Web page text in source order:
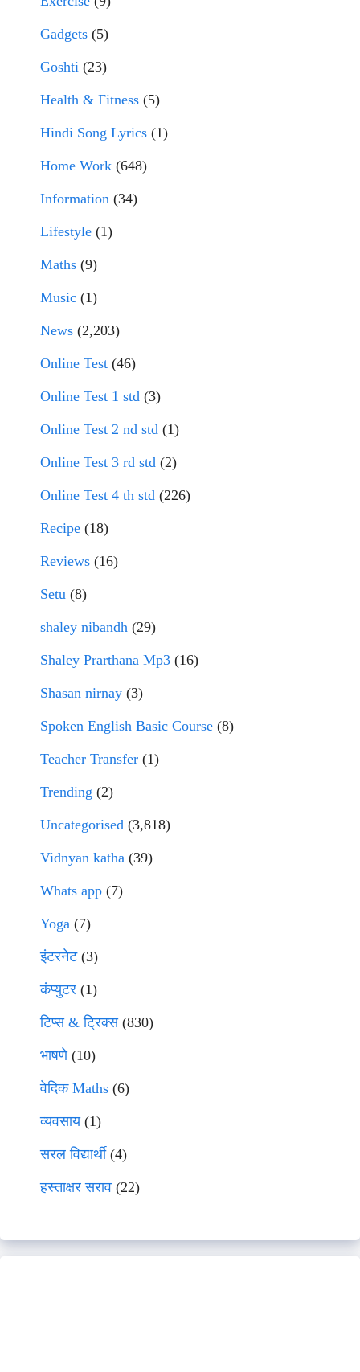
Gadgets (5)
Goshti (23)
Health & Fitness (5)
Hindi Song Lyrics (1)
Home Work (648)
Information (34)
Lifestyle (1)
Maths (9)
Music (1)
News (2,203)
Online Test (46)
Online Test 1 std (3)
Online Test 2 nd std (1)
Online Test 3 rd std (2)
Online Test 4 th std (226)
Recipe (18)
Reviews (16)
Setu (8)
shaley nibandh (29)
Shaley Prarthana Mp3 (16)
Shasan nirnay (3)
Spoken English Basic Course (8)
Teacher Transfer (1)
Trending (2)
Uncategorised (3,818)
Vidnyan katha (39)
Whats app (7)
Yoga (7)
इंटरनेट(3)
कंप्युटर (1)
टिप्स & ट्रिक्स(830)
भाषणे(10)
वेदिक Maths (6)
व्यवसाय(1)
सरल विद्यार्थी(4)
हस्ताक्षर सराव (22)